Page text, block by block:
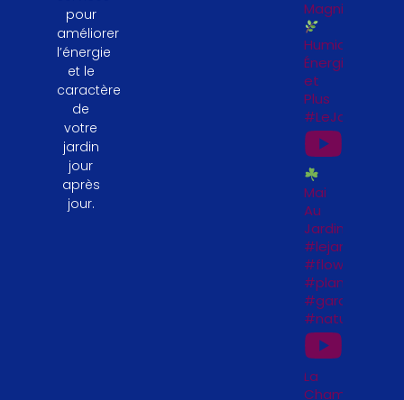
pour
améliorer
l’énergie
et le
caractère
de
votre
jardin
jour
après
jour.
Magnifiques
Humidité,
Énergie
et
Plus
Mai
Au
Jardin
#flowers
#garden
#naturelovers
La
Chambre